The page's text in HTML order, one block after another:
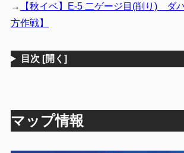
→
【秋イベ】E-5 二ゲージ目(削り) ダ
方作戦】
目次 [開く]
マップ情報